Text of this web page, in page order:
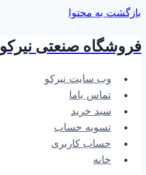
بازگشت به محتوا
فروشگاه صنعتی نیرکو
وب سایت نیرکو
تماس باما
سبد خرید
تسویه حساب
حساب کاربری
خانه